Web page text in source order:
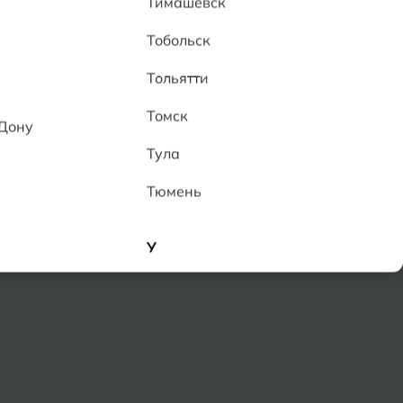
точке
уточняйте у менеджеров
в гарантии
Поделиться
Тобольск
Тольятти
Томск
Тула
Тюмень
У
Улан-Удэ